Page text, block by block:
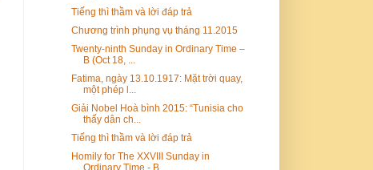
Tiếng thì thầm và lời đáp trả
Chương trình phụng vụ tháng 11.2015
Twenty-ninth Sunday in Ordinary Time –
B (Oct 18, ...
Fatima, ngày 13.10.1917: Mặt trời quay,
một phép l...
Giải Nobel Hoà bình 2015: “Tunisia cho
thấy dân ch...
Tiếng thì thầm và lời đáp trả
Homily for The XXVIII Sunday in
Ordinary Time - B ...